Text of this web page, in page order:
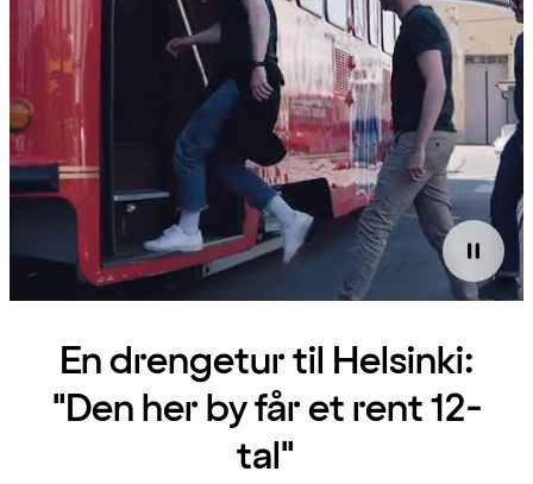
En drengetur til Helsinki:
"Den her by får et rent 12-
tal"